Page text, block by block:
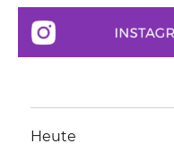
Heute